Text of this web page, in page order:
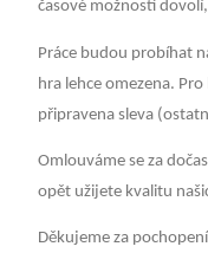
časové možnosti
Práce budou probíhat
hra lehce omezena.
připravena sleva
Omlouváme se za
opět užijete kvalitu
Děkujeme za